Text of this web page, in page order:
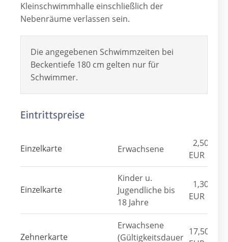
Kleinschwimmhalle einschließlich der
Nebenräume verlassen sein.
Die angegebenen Schwimmzeiten bei
Beckentiefe 180 cm gelten nur für
Schwimmer.
Eintrittspreise
Einzelkarte Erwachsene
2,50
EUR
Einzelkarte
Kinder u.
Jugendliche bis
18 Jahre
1,30
EUR
Zehnerkarte
Erwachsene
(Gültigkeitsdauer
17,50